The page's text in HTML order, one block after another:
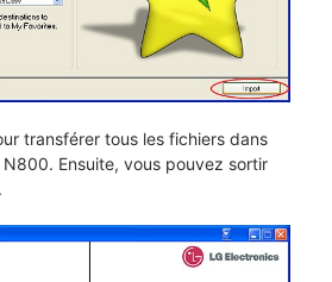
transférer tous les fichiers dans
Ensuite, vous pouvez sortir